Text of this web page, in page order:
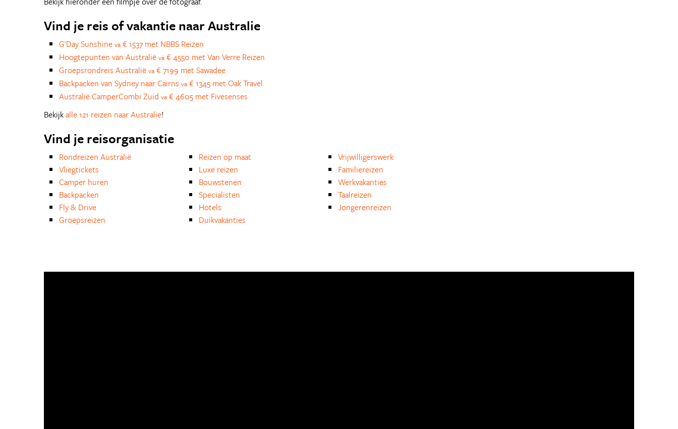
Vind je reis of vakantie naar Australie
G'Day Sunshine va € 1537 met NBBS Reizen
Hoogtepunten van Australië va € 4550 met Van Verre Reizen
Groepsrondreis Australië va € 7199 met Sawadee
Backpacken van Sydney naar Cairns va € 1345 met Oak Travel
Australië CamperCombi Zuid va € 4605 met Fivesenses
Bekijkalle 121 reizen naar Australie!
Vind je reisorganisatie
Rondreizen Australië
Vliegtickets
Camper huren
Backpacken
Fly & Drive
Groepsreizen
Reizen op maat
Luxe reizen
Bouwstenen
Specialisten
Hotels
Duikvakanties
Vrijwilligerswerk
Familiereizen
Werkvakanties
Taalreizen
Jongerenreizen